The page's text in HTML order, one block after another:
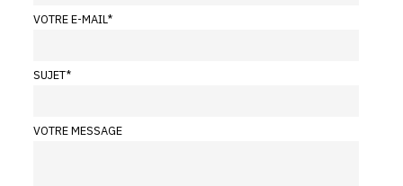
VOTRE E-MAIL*
SUJET*
VOTRE MESSAGE